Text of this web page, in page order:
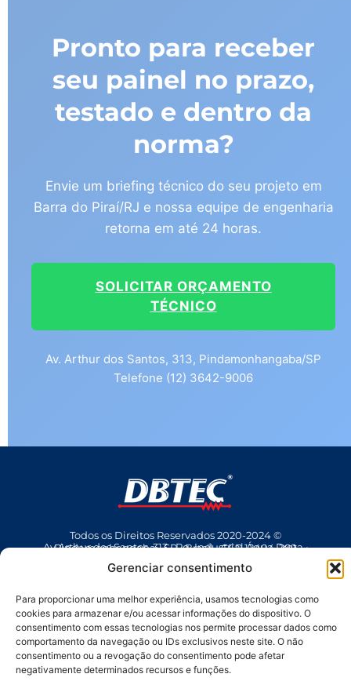
Gerenciar consentimento
Para proporcionar uma melhor experiência, usamos tecnologias como
cookies para armazenar e/ou acessar informações do dispositivo. O
consentimento com essas tecnologias nos permite processar dados como
comportamento da navegação ou IDs exclusivos neste site. O não
consentimento ou a revogação do consentimento pode afetar
negativamente determinados recursos e funções.
Pronto para receber
seu painel no prazo,
testado e dentro da
norma?
Envie um briefing técnico do seu projeto em
Barra do Piraí/RJ e nossa equipe de engenharia
retorna em até 24 horas.
SOLICITAR ORÇAMENTO
TÉCNICO
Av. Arthur dos Santos, 313, Pindamonhangaba/SP
Telefone (12) 3642-9006
Todos os Direitos Reservados 2020-2024 ©
Av Arthur dos Santos, 313 • Pq. Industrial Água Preta • Pindamonhangaba • SP • Brasil • CEP 12404-289
(12) 3642 9006
• dbtec@dbtec.com.br